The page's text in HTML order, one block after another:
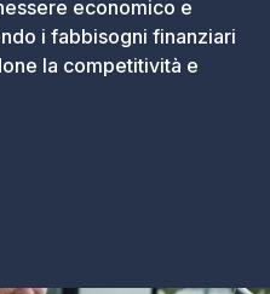
economico e
i fabbisogni finanziari
la competitività e